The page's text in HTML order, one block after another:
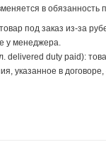
в обязанность
под заказ из-за
у менеджера.
delivered duty paid):
указанное в